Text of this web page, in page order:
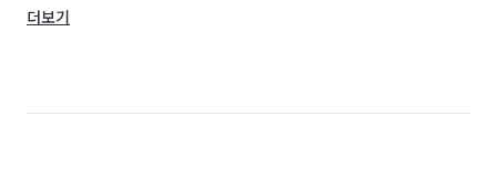
부산 사하구
부산 해운대구 울산 남구 울산 동구
더보기